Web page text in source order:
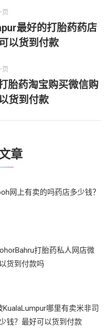
页
上
一
最好的打胎药药店
以货到付款
页
一
胎药淘宝购买微信购
货到付款
章
网上有卖的吗药店多少钱？
打胎药私人网店微
货到付款吗
KualaLumpur哪里有卖米非司
钱？最好可以货到付款